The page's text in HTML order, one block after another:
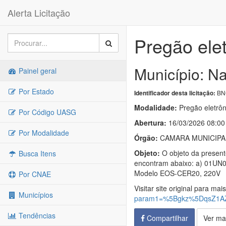
Alerta Licitação
Painel geral
Por Estado
Por Código UASG
Por Modalidade
Busca Itens
Por CNAE
Municípios
Tendências
Pregão
Município:
Identificador desta licitação:
Modalidade: Pregão
Abertura: 16/03/2026 08:00
Órgão: CAMARA
Objeto: O objeto da
encontram abaixo: a)
Modelo EOS-CER20, 220V
Visitar site original para
Compartilhar
Ver